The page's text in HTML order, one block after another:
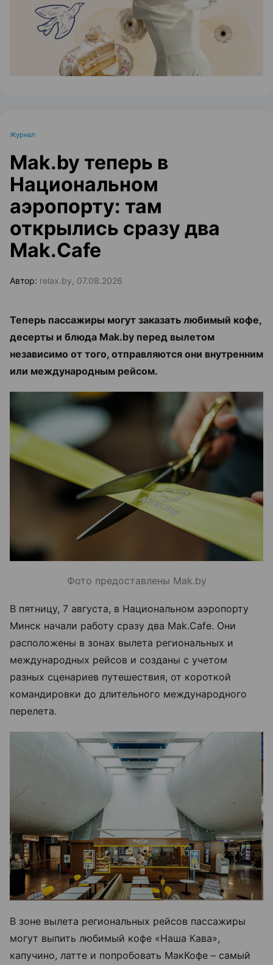
Журнал
Mak.by теперь в
Национальном
аэропорту: там
открылись сразу два
Mak.Cafe
Автор: relax.by, 07.08.2026
Теперь пассажиры могут заказать любимый кофе,
десерты и блюда Mak.by перед вылетом
независимо от того, отправляются они внутренним
или международным рейсом.
Фото предоставлены Mak.by
В пятницу, 7 августа, в Национальном аэропорту
Минск начали работу сразу два Mak.Cafe. Они
расположены в зонах вылета региональных и
международных рейсов и созданы с учетом
разных сценариев путешествия, от короткой
командировки до длительного международного
перелета.
В зоне вылета региональных рейсов пассажиры
могут выпить любимый кофе «Наша Кава»,
капучино, латте и попробовать МакКофе – самый